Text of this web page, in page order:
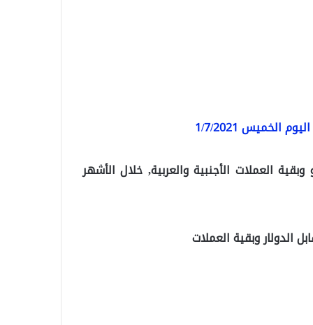
الخميس 1/7/2021
العملات الأجنبية والعربية, خلال الأشهر
الدولار وبقية العملات